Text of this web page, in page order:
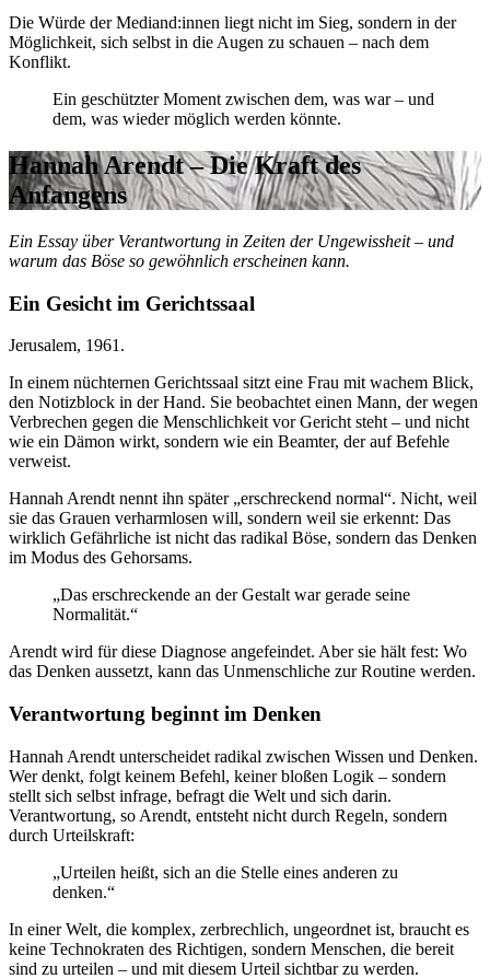
Die Würde der Mediand:innen liegt nicht im Sieg, sondern in der
Möglichkeit, sich selbst in die Augen zu schauen – nach dem
Konflikt.
Ein geschützter Moment zwischen dem, was war – und
dem, was wieder möglich werden könnte.
Hannah Arendt – Die Kraft des
Anfangens
Ein Essay über Verantwortung in Zeiten der Ungewissheit – und
warum das Böse so gewöhnlich erscheinen kann.
Ein Gesicht im Gerichtssaal
Jerusalem, 1961.
In einem nüchternen Gerichtssaal sitzt eine Frau mit wachem Blick,
den Notizblock in der Hand. Sie beobachtet einen Mann, der wegen
Verbrechen gegen die Menschlichkeit vor Gericht steht – und nicht
wie ein Dämon wirkt, sondern wie ein Beamter, der auf Befehle
verweist.
Hannah Arendt nennt ihn später „erschreckend normal“. Nicht, weil
sie das Grauen verharmlosen will, sondern weil sie erkennt: Das
wirklich Gefährliche ist nicht das radikal Böse, sondern das Denken
im Modus des Gehorsams.
„Das erschreckende an der Gestalt war gerade seine
Normalität.“
Arendt wird für diese Diagnose angefeindet. Aber sie hält fest: Wo
das Denken aussetzt, kann das Unmenschliche zur Routine werden.
Verantwortung beginnt im Denken
Hannah Arendt unterscheidet radikal zwischen Wissen und Denken.
Wer denkt, folgt keinem Befehl, keiner bloßen Logik – sondern
stellt sich selbst infrage, befragt die Welt und sich darin.
Verantwortung, so Arendt, entsteht nicht durch Regeln, sondern
durch Urteilskraft:
„Urteilen heißt, sich an die Stelle eines anderen zu
denken.“
In einer Welt, die komplex, zerbrechlich, ungeordnet ist, braucht es
keine Technokraten des Richtigen, sondern Menschen, die bereit
sind zu urteilen – und mit diesem Urteil sichtbar zu werden.